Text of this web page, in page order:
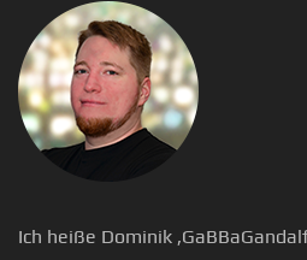
Ich heiße Dominik